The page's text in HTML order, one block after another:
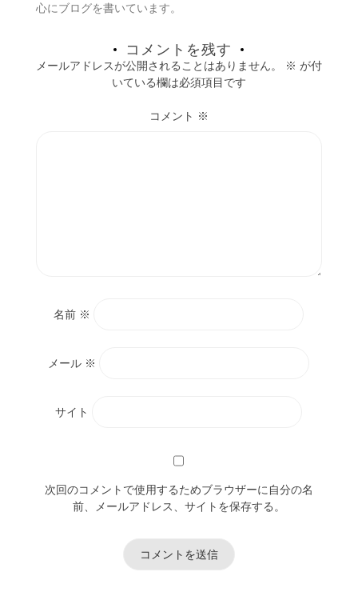
心にブログを書いています。
コメントを残す
メールアドレスが公開されることはありません。 ※ が付
いている欄は必須項目です
コメント ※
名前 ※
メール ※
サイト
次回のコメントで使用するためブラウザーに自分の名
前、メールアドレス、サイトを保存する。